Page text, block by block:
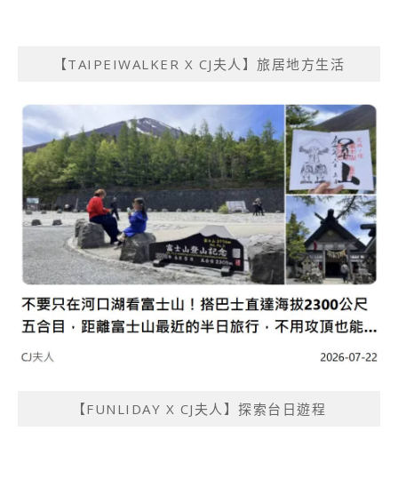
【TAIPEIWALKER X CJ夫人】旅居地方生活
【FUNLIDAY X CJ夫人】探索台日遊程